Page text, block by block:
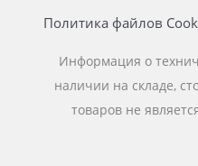
Политика файлов
Информация о
наличии на складе,
товаров не